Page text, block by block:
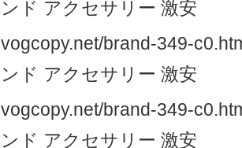
ンド アクセサリー 激安
vogcopy.net/brand-349-
ンド アクセサリー 激安
vogcopy.net/brand-349-
ンド アクセサリー 激安